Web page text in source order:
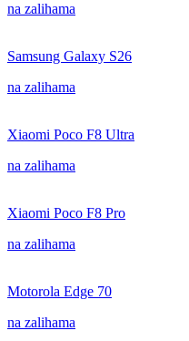
na zalihama
Samsung Galaxy S26
na zalihama
Xiaomi Poco F8 Ultra
na zalihama
Xiaomi Poco F8 Pro
na zalihama
Motorola Edge 70
na zalihama